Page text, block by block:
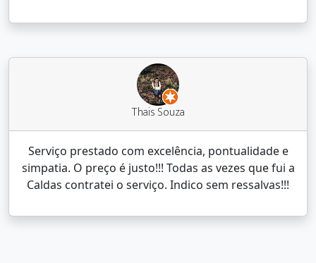
Thais Souza
Serviço prestado com excelência, pontualidade e
simpatia. O preço é justo!!! Todas as vezes que fui a
Caldas contratei o serviço. Indico sem ressalvas!!!